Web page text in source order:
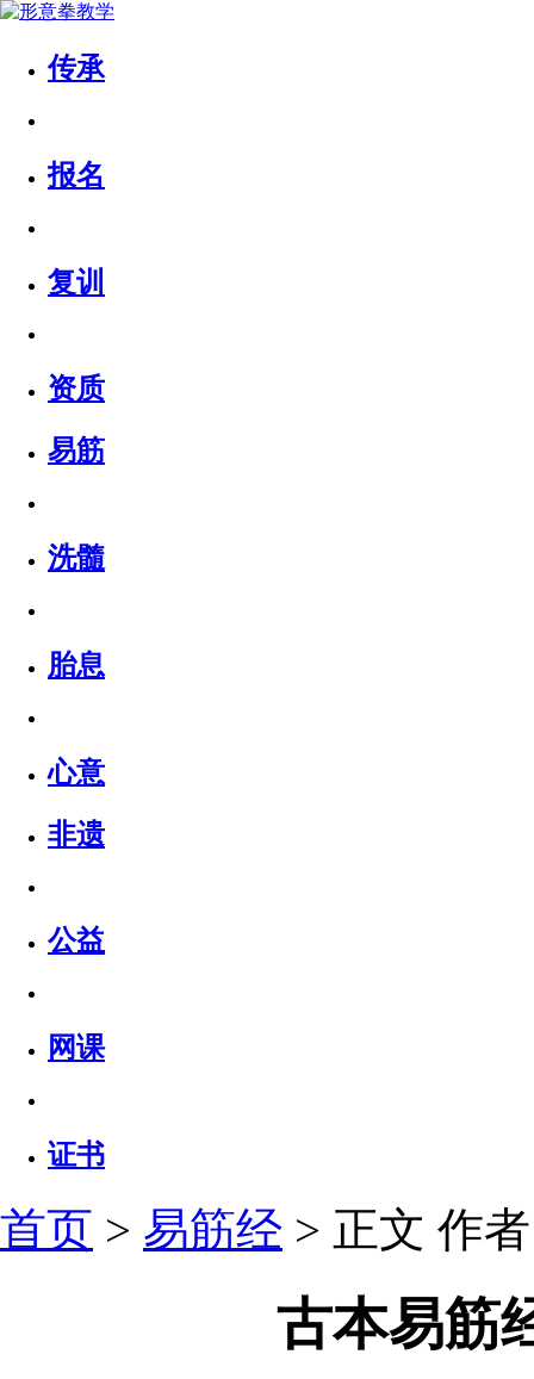
传承
报名
复训
资质
易筋
洗髓
胎息
心意
非遗
公益
网课
证书
首页 > 易筋经 > 正文 作
古本易筋